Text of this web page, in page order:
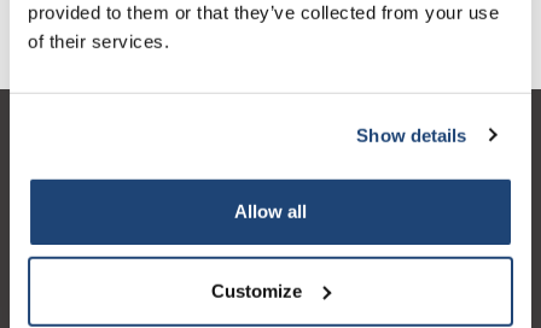
provided to them or that they’ve collected from your use
of their services.
Show details
Allow all
Customize
Informatie
Contactgegevens